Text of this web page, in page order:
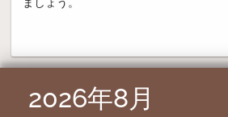
2026年8月